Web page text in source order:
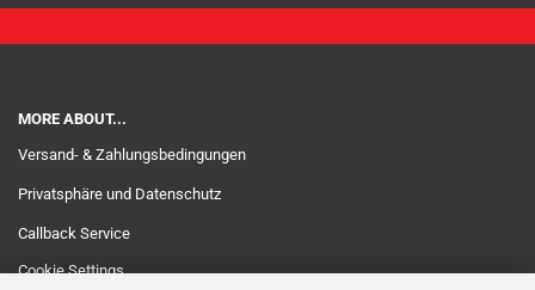
MORE ABOUT...
Versand- & Zahlungsbedingungen
Privatsphäre und Datenschutz
Callback Service
Cookie Settings